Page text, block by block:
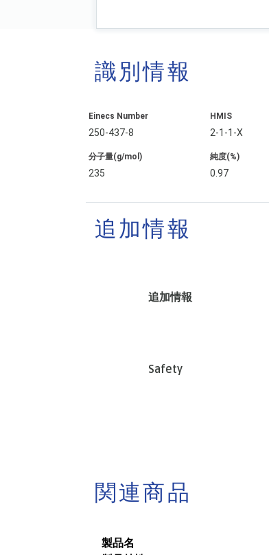
識別情報
Einecs Number
250-437-8
HMIS
2-1-1-X
分子量(g/mol)
235
純度(%)
0.97
追加情報
追加情報
Safety
関連商品
製品名